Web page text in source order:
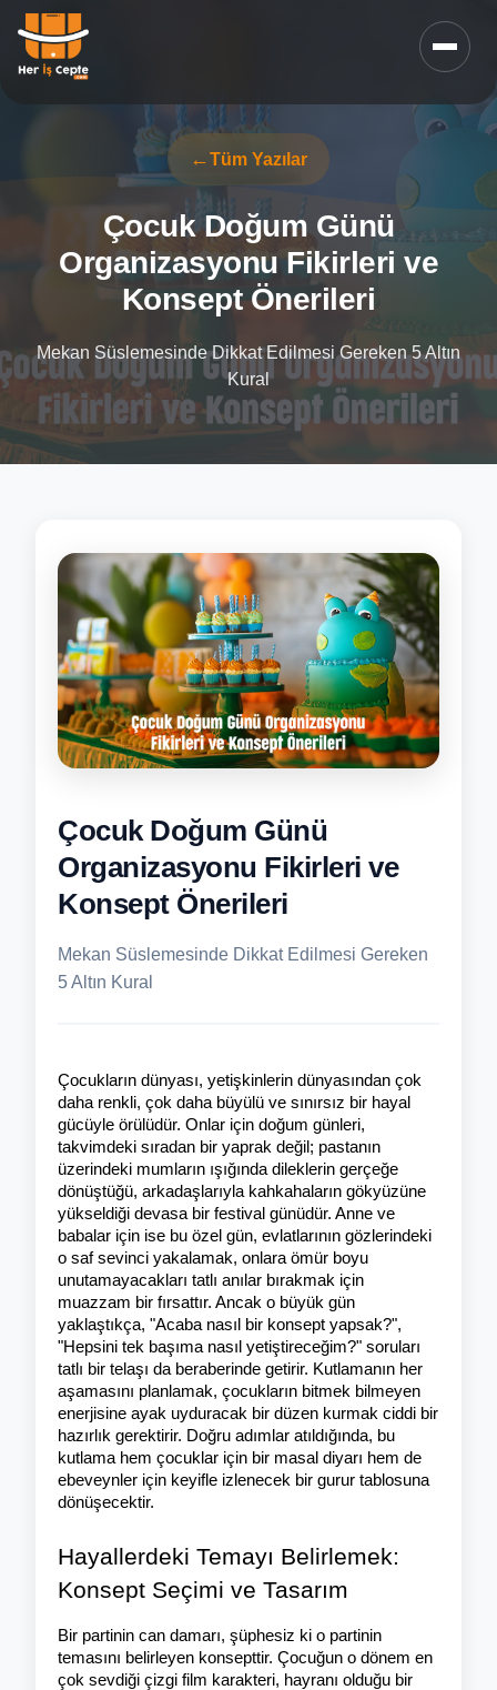
Tüm Yazılar
Çocuk Doğum Günü
Organizasyonu Fikirleri ve
Konsept Önerileri
Mekan Süslemesinde Dikkat Edilmesi Gereken 5 Altın
Kural
Çocuk Doğum Günü
Organizasyonu Fikirleri ve
Konsept Önerileri
Mekan Süslemesinde Dikkat Edilmesi Gereken
5 Altın Kural
Çocukların dünyası, yetişkinlerin dünyasından çok
daha renkli, çok daha büyülü ve sınırsız bir hayal
gücüyle örülüdür. Onlar için doğum günleri,
takvimdeki sıradan bir yaprak değil; pastanın
üzerindeki mumların ışığında dileklerin gerçeğe
dönüştüğü, arkadaşlarıyla kahkahaların gökyüzüne
yükseldiği devasa bir festival günüdür. Anne ve
babalar için ise bu özel gün, evlatlarının gözlerindeki
o saf sevinci yakalamak, onlara ömür boyu
unutamayacakları tatlı anılar bırakmak için
muazzam bir fırsattır. Ancak o büyük gün
yaklaştıkça, "Acaba nasıl bir konsept yapsak?",
"Hepsini tek başıma nasıl yetiştireceğim?" soruları
tatlı bir telaşı da beraberinde getirir. Kutlamanın her
aşamasını planlamak, çocukların bitmek bilmeyen
enerjisine ayak uyduracak bir düzen kurmak ciddi bir
hazırlık gerektirir. Doğru adımlar atıldığında, bu
kutlama hem çocuklar için bir masal diyarı hem de
ebeveynler için keyifle izlenecek bir gurur tablosuna
dönüşecektir.
Hayallerdeki Temayı Belirlemek:
Konsept Seçimi ve Tasarım
Bir partinin can damarı, şüphesiz ki o partinin
temasını belirleyen konsepttir. Çocuğun o dönem en
çok sevdiği çizgi film karakteri, hayranı olduğu bir